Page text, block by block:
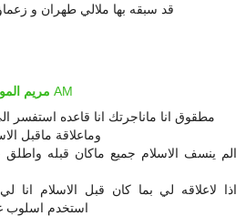
قد سبقه بها ملالي طهران و
مريم 29/6/08 2:53 AM
مطقوق انا ماناجرتك انا قاعده استفسر
وماعلاقة ماقبل
الم ينسف الاسلام جميع ماكان قبله واطلق
اذا لاعلاقه لي بما كان قبل الاسلام انا
استخدم اسلوب